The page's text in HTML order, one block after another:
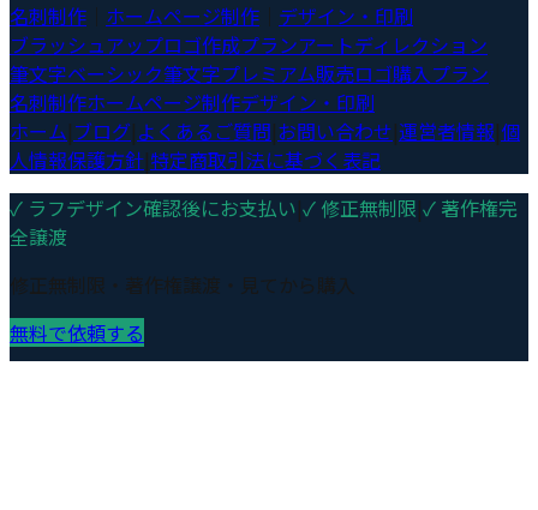
名刺制作
ホームページ制作
デザイン・印刷
ブラッシュアップロゴ作成プランアートディレクション
筆文字ベーシック筆文字プレミアム販売ロゴ購入プラン
名刺制作ホームページ制作デザイン・印刷
ホーム|ブログ|よくあるご質問|お問い合わせ|運営者情報|個
人情報保護方針|特定商取引法に基づく表記
✓ ラフデザイン確認後にお支払い|✓ 修正無制限|✓ 著作権完
全譲渡
修正無制限・著作権譲渡・見てから購入
無料で依頼する